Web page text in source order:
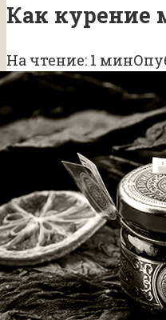
Как курение
На чтение: 1 мин